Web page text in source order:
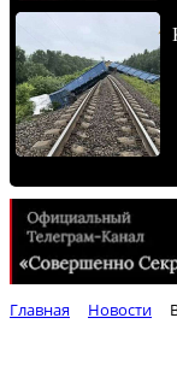
Главная Новости